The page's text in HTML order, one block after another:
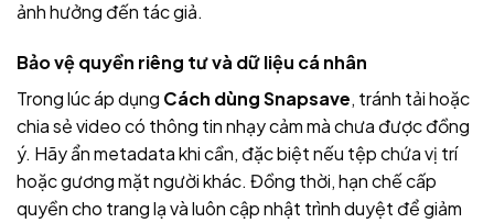
ảnh hưởng đến tác giả.
Bảo vệ quyền riêng tư và dữ liệu cá nhân
Trong lúc áp dụng Cách dùng Snapsave, tránh tải hoặc
chia sẻ video có thông tin nhạy cảm mà chưa được đồng
ý. Hãy ẩn metadata khi cần, đặc biệt nếu tệp chứa vị trí
hoặc gương mặt người khác. Đồng thời, hạn chế cấp
quyền cho trang lạ và luôn cập nhật trình duyệt để giảm